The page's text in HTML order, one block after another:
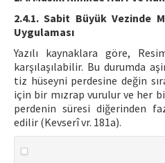
2.4.1. Sabit Büyük Vezinde
Uygulaması
Yazılı kaynaklara göre,
karşılaşılabilir. Bu durumda
tiz hüseyni perdesine değin
için bir mızrap vurulur ve her
perdenin süresi diğerinden
edilir (Kevserî vr. 181a).